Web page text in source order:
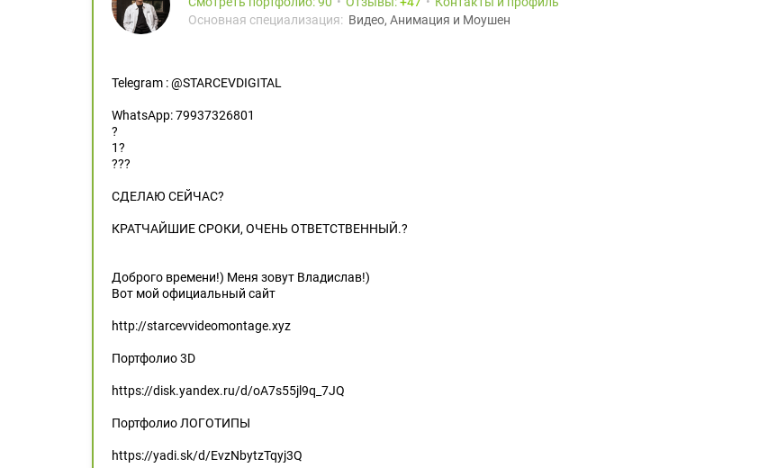
Основная специализация: Видео, Анимация и Моушен
Telegram : @STARCEVDIGITAL
WhatsApp: 79937326801
?
1?
???
СДЕЛАЮ СЕЙЧАС?
КРАТЧАЙШИЕ СРОКИ, ОЧЕНЬ ОТВЕТСТВЕННЫЙ.?
Доброго времени!) Меня зовут Владислав!)
Вот мой официальный сайт
http://starcevvideomontage.xyz
Портфолио 3D
https://disk.yandex.ru/d/oA7s55jl9q_7JQ
Портфолио ЛОГОТИПЫ
https://yadi.sk/d/EvzNbytzTqyj3Q